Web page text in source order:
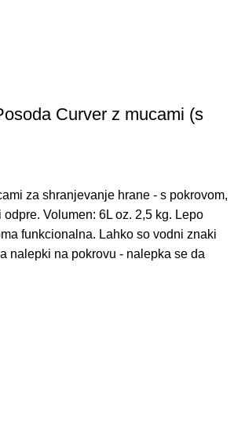
Curver z mucami (s
za shranjevanje hrane - s pokrovom,
Volumen: 6L oz. 2,5 kg. Lepo
funkcionalna. Lahko so vodni znaki
nalepki na pokrovu - nalepka se da